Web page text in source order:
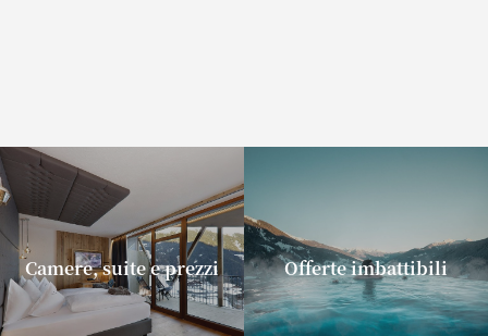
Camere, suite e prezzi Offerte imbattibili